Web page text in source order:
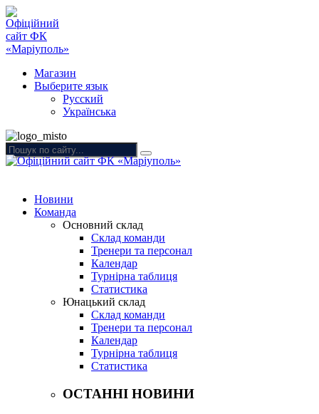
Магазин
Выберите язык
Русский
Українська
Новини
Команда
Основний склад
Склад команди
Тренери та персонал
Календар
Турнірна таблиця
Статистика
Юнацький склад
Склад команди
Тренери та персонал
Календар
Турнірна таблиця
Статистика
ОСТАННІ НОВИНИ